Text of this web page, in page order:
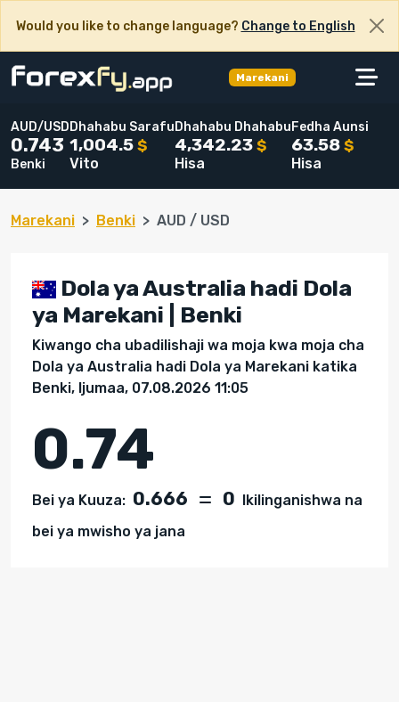
Would you like to change language? Change to English
Marekani
AUD/USD
0.743
Benki
Dhahabu Sarafu
1,004.5 $
Vito
Dhahabu Dhahabu
4,342.23 $
Hisa
Fedha Aunsi
63.58 $
Hisa
Marekani Benki AUD / USD
Dola ya Australia hadi Dola
ya Marekani | Benki
Kiwango cha ubadilishaji wa moja kwa moja cha
Dola ya Australia hadi Dola ya Marekani katika
Benki, Ijumaa, 07.08.2026 11:05
0.74
Bei ya Kuuza: 0.666 0 Ikilinganishwa na
bei ya mwisho ya jana